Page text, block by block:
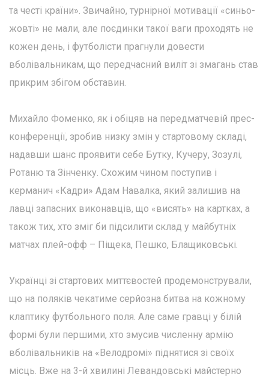
та честі країни». Звичайно, турнірної мотивації «синьо-
жовті» не мали, але поєдинки такої ваги проходять не
кожен день, і футболісти прагнули довести
вболівальникам, що передчасний виліт зі змагань став
прикрим збігом обставин.
Михайло Фоменко, як і обіцяв на передматчевій прес-
конференції, зробив низку змін у стартовому складі,
надавши шанс проявити себе Бутку, Кучеру, Зозулі,
Ротаню та Зінченку. Схожим чином поступив і
керманич «Кадри» Адам Навалка, який залишив на
лавці запасних виконавців, що «висять» на картках, а
також тих, хто зміг би підсилити склад у майбутніх
матчах плей-офф – Піщека, Пешко, Блащиковські.
Українці зі стартових миттєвостей продемонстрували,
що на поляків чекатиме серйозна битва на кожному
клаптику футбольного поля. Але саме гравці у білій
формі були першими, хто змусив численну армію
вболівальників на «Велодромі» піднятися зі своїх
місць. Вже на 3-й хвилині Левандовські майстерно